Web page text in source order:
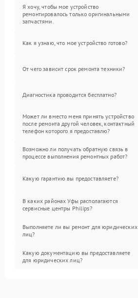
Я хочу, чтобы мое устройство
ремонтировалось только оригинальными
запчастями.
Как я узнаю, что мое устройство готово?
От чего зависит срок ремонта техники?
Диагностика проводится бесплатно?
Может ли вместо меня принять устройство
после ремонта другой человек, контактный
телефон которого я предоставлю?
Возможно ли получать обратную связь в
процессе выполнения ремонтных работ?
Какую гарантию вы предоставляете?
В каких районах Уфы располагаются
сервисные центры Philips?
Выполняете ли вы ремонт для юридических
лиц?
Какую документацию вы предоставляете
для юридических лиц?